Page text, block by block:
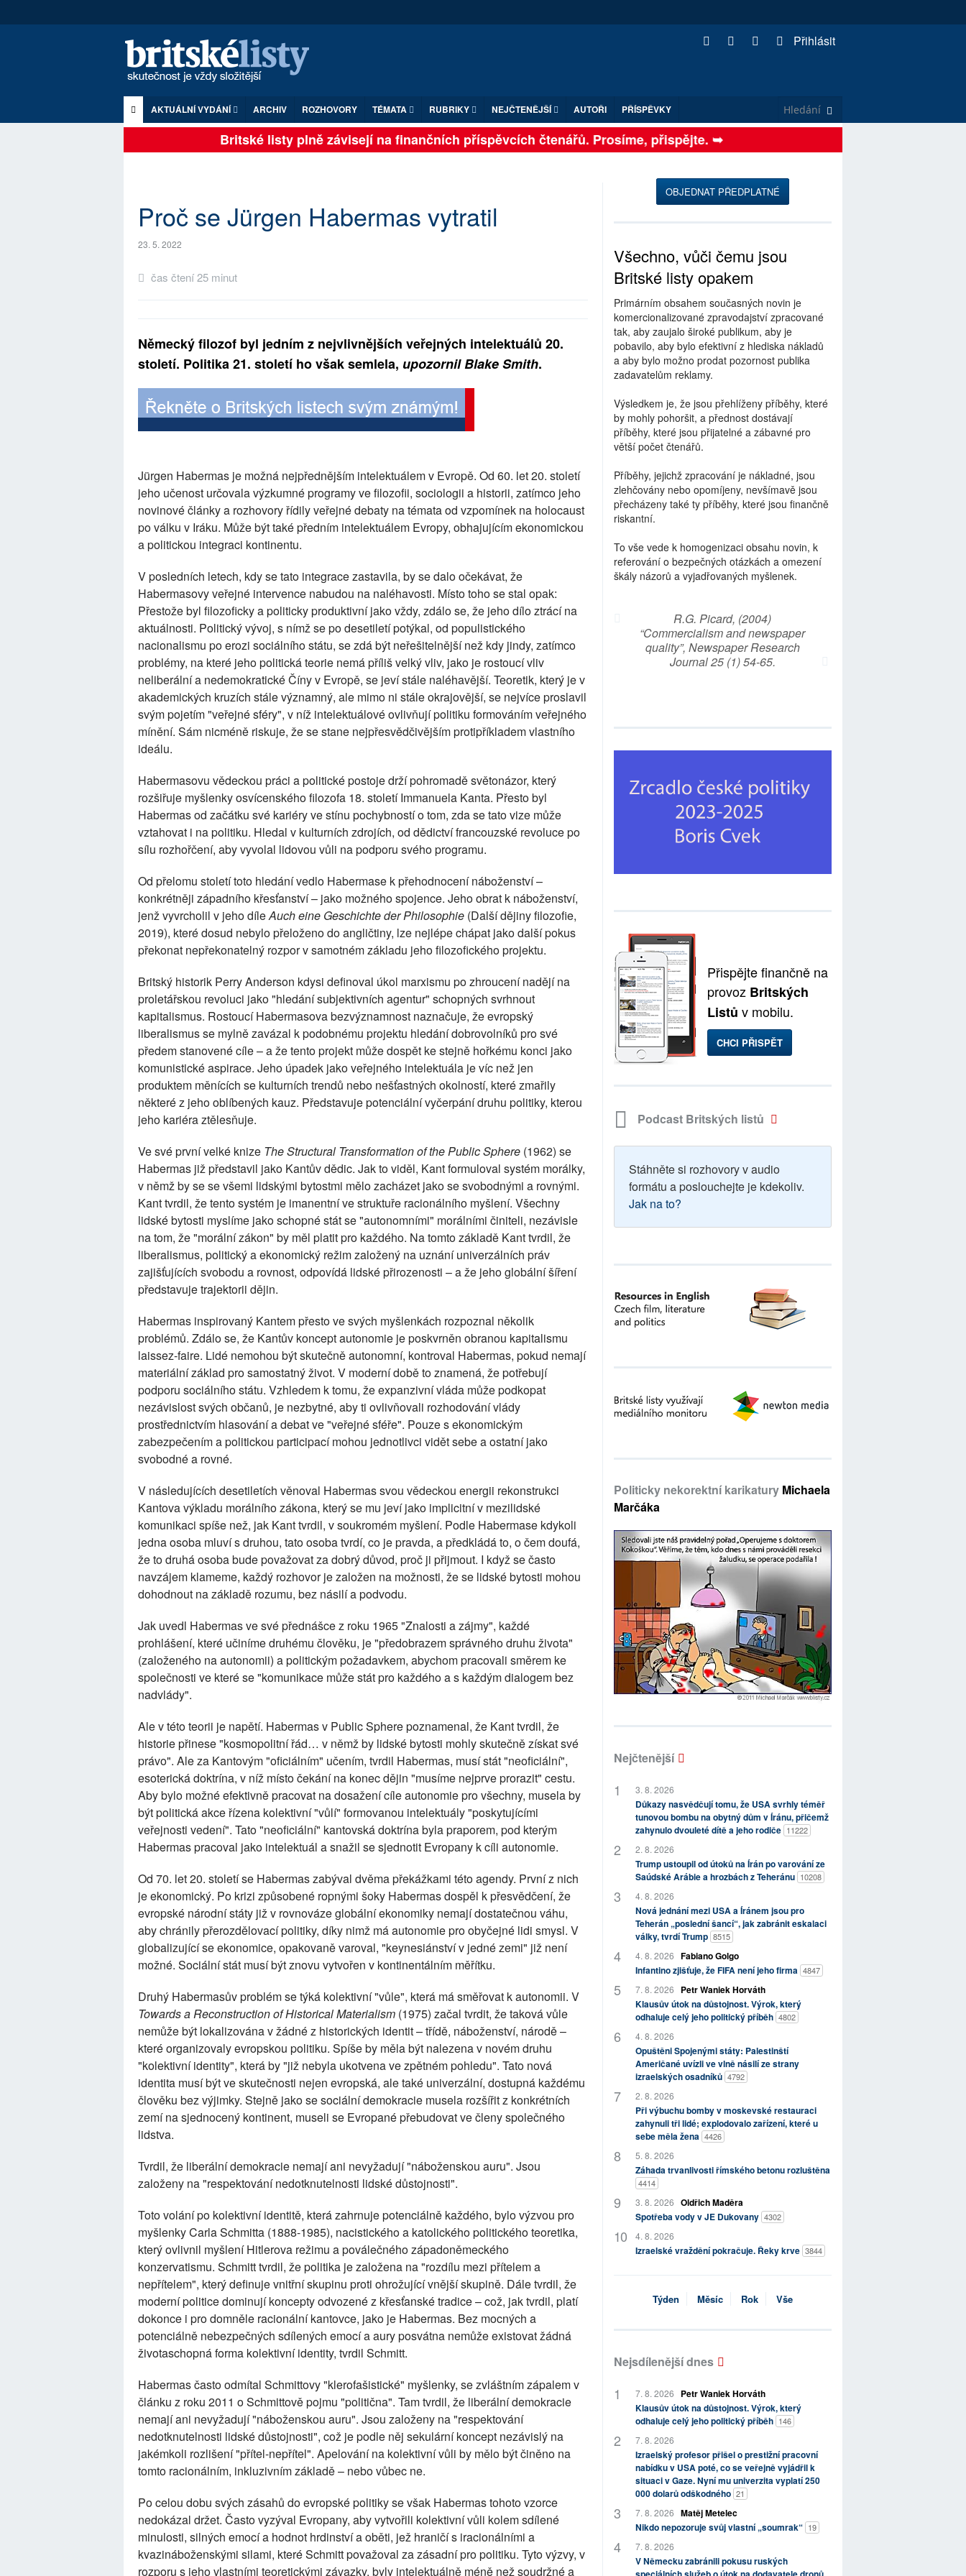
Přihlásit
AKTUÁLNÍ VYDÁNÍ ARCHIV ROZHOVORY TÉMATA RUBRIKY NEJČTENĚJŠÍ AUTOŘI PŘÍSPĚVKY
Britské listy plně závisejí na finančních příspěvcích čtenářů. Prosíme, přispějte. ➥
Proč se Jürgen Habermas vytratil
23. 5. 2022
čas čtení 25 minut
Německý filozof byl jedním z nejvlivnějších veřejných intelektuálů 20.
století. Politika 21. století ho však semlela, upozornil Blake Smith.
Jürgen Habermas je možná nejpřednějším intelektuálem v Evropě. Od 60. let 20. století
jeho učenost určovala výzkumné programy ve filozofii, sociologii a historii, zatímco jeho
novinové články a rozhovory řídily veřejné debaty na témata od vzpomínek na holocaust
po válku v Iráku. Může být také předním intelektuálem Evropy, obhajujícím ekonomickou
a politickou integraci kontinentu.
V posledních letech, kdy se tato integrace zastavila, by se dalo očekávat, že
Habermasovy veřejné intervence nabudou na naléhavosti. Místo toho se stal opak:
Přestože byl filozoficky a politicky produktivní jako vždy, zdálo se, že jeho dílo ztrácí na
aktuálnosti. Politický vývoj, s nímž se po desetiletí potýkal, od populistického
nacionalismu po erozi sociálního státu, se zdá být neřešitelnější než kdy jindy, zatímco
problémy, na které jeho politická teorie nemá příliš velký vliv, jako je rostoucí vliv
neliberální a nedemokratické Číny v Evropě, se jeví stále naléhavější. Teoretik, který je v
akademických kruzích stále významný, ale mimo ni stále okrajovější, se nejvíce proslavil
svým pojetím "veřejné sféry", v níž intelektuálové ovlivňují politiku formováním veřejného
mínění. Sám nicméně riskuje, že se stane nejpřesvědčivějším protipříkladem vlastního
ideálu.
Habermasovu vědeckou práci a politické postoje drží pohromadě světonázor, který
rozšiřuje myšlenky osvícenského filozofa 18. století Immanuela Kanta. Přesto byl
Habermas od začátku své kariéry ve stínu pochybností o tom, zda se tato vize může
vztahovat i na politiku. Hledal v kulturních zdrojích, od dědictví francouzské revoluce po
sílu rozhořčení, aby vyvolal lidovou vůli na podporu svého programu.
Od přelomu století toto hledání vedlo Habermase k přehodnocení náboženství –
konkrétněji západního křesťanství – jako možného spojence. Jeho obrat k náboženství,
jenž vyvrcholil v jeho díleAuch eine Geschichte der Philosophie (Další dějiny filozofie,
2019), které dosud nebylo přeloženo do angličtiny, lze nejlépe chápat jako další pokus
překonat nepřekonatelný rozpor v samotném základu jeho filozofického projektu.
Britský historik Perry Anderson kdysi definoval úkol marxismu po zhroucení nadějí na
proletářskou revoluci jako "hledání subjektivních agentur" schopných svrhnout
kapitalismus. Rostoucí Habermasova bezvýznamnost naznačuje, že evropský
liberalismus se mylně zavázal k podobnému projektu hledání dobrovolníků pro své
předem stanovené cíle – a že tento projekt může dospět ke stejně hořkému konci jako
komunistické aspirace. Jeho úpadek jako veřejného intelektuála je víc než jen
produktem měnících se kulturních trendů nebo nešťastných okolností, které zmařily
některé z jeho oblíbených kauz. Představuje potenciální vyčerpání druhu politiky, kterou
jeho kariéra ztělesňuje.
Ve své první velké knize The Structural Transformation of the Public Sphere (1962) se
Habermas již představil jako Kantův dědic. Jak to viděl, Kant formuloval systém morálky,
v němž by se se všemi lidskými bytostmi mělo zacházet jako se svobodnými a rovnými.
Kant tvrdil, že tento systém je imanentní ve struktuře racionálního myšlení. Všechny
lidské bytosti myslíme jako schopné stát se "autonomními" morálními činiteli, nezávisle
na tom, že "morální zákon" by měl platit pro každého. Na tomto základě Kant tvrdil, že
liberalismus, politický a ekonomický režim založený na uznání univerzálních práv
zajišťujících svobodu a rovnost, odpovídá lidské přirozenosti – a že jeho globální šíření
představuje trajektorii dějin.
Habermas inspirovaný Kantem přesto ve svých myšlenkách rozpoznal několik
problémů. Zdálo se, že Kantův koncept autonomie je poskvrněn obranou kapitalismu
laissez-faire. Lidé nemohou být skutečně autonomní, kontroval Habermas, pokud nemají
materiální základ pro samostatný život. V moderní době to znamená, že potřebují
podporu sociálního státu. Vzhledem k tomu, že expanzivní vláda může podkopat
nezávislost svých občanů, je nezbytné, aby ti ovlivňovali rozhodování vlády
prostřednictvím hlasování a debat ve "veřejné sféře". Pouze s ekonomickým
zabezpečením a politickou participací mohou jednotlivci vidět sebe a ostatní jako
svobodné a rovné.
V následujících desetiletích věnoval Habermas svou vědeckou energii rekonstrukci
Kantova výkladu morálního zákona, který se mu jeví jako implicitní v mezilidské
komunikaci spíše než, jak Kant tvrdil, v soukromém myšlení. Podle Habermase kdykoli
jedna osoba mluví s druhou, tato osoba tvrdí, co je pravda, a předkládá to, o čem doufá,
že to druhá osoba bude považovat za dobrý důvod, proč ji přijmout. I když se často
navzájem klameme, každý rozhovor je založen na možnosti, že se lidské bytosti mohou
dohodnout na základě rozumu, bez násilí a podvodu.
Jak uvedl Habermas ve své přednášce z roku 1965 "Znalosti a zájmy", každé
prohlášení, které učiníme druhému člověku, je "předobrazem správného druhu života"
(založeného na autonomii) a politickým požadavkem, abychom pracovali směrem ke
společnosti ve které se "komunikace může stát pro každého a s každým dialogem bez
nadvlády".
Ale v této teorii je napětí. Habermas v Public Sphere poznamenal, že Kant tvrdil, že
historie přinese "kosmopolitní řád… v němž by lidské bytosti mohly skutečně získat své
právo". Ale za Kantovým "oficiálním" učením, tvrdil Habermas, musí stát "neoficiální",
esoterická doktrína, v níž místo čekání na konec dějin "musíme nejprve prorazit" cestu.
Aby bylo možné efektivně pracovat na dosažení cíle autonomie pro všechny, musela by
být politická akce řízena kolektivní "vůlí" formovanou intelektuály "poskytujícími
veřejnosti vedení". Tato "neoficiální" kantovská doktrína byla praporem, pod kterým
Habermas pracoval jako intelektuál a snažil se sjednotit Evropany k cíli autonomie.
Od 70. let 20. století se Habermas zabýval dvěma překážkami této agendy. První z nich
je ekonomický. Po krizi způsobené ropnými šoky Habermas dospěl k přesvědčení, že
evropské národní státy již v rovnováze globální ekonomiky nemají dostatečnou váhu,
aby chránily přerozdělovací politiky, díky nimž má autonomie pro obyčejné lidi smysl. V
globalizující se ekonomice, opakovaně varoval, "keynesiánství v jedné zemi" již není
možné. Sociální stát musí být znovu vytvořen v kontinentálním měřítku.
Druhý Habermasův problém se týká kolektivní "vůle", která má směřovat k autonomii. V
Towards a Reconstruction of Historical Materialism (1975) začal tvrdit, že taková vůle
nemůže být lokalizována v žádné z historických identit – třídě, náboženství, národě –
které organizovaly evropskou politiku. Spíše by měla být nalezena v novém druhu
"kolektivní identity", která by "již nebyla ukotvena ve zpětném pohledu". Tato nová
identita musí být ve skutečnosti nejen evropská, ale také univerzální, dostupná každému
člověku bez výjimky. Stejně jako se sociální demokracie musela rozšířit z konkrétních
zemí na sjednocený kontinent, museli se Evropané přebudovat ve členy společného
lidstva.
Tvrdil, že liberální demokracie nemají ani nevyžadují "náboženskou auru". Jsou
založeny na "respektování nedotknutelnosti lidské důstojnosti".
Toto volání po kolektivní identitě, která zahrnuje potenciálně každého, bylo výzvou pro
myšlenky Carla Schmitta (1888-1985), nacistického a katolického politického teoretika,
který ovlivnil myšlení Hitlerova režimu a poválečného západoněmeckého
konzervatismu. Schmitt tvrdil, že politika je založena na "rozdílu mezi přítelem a
nepřítelem", který definuje vnitřní skupinu proti ohrožující vnější skupině. Dále tvrdil, že
moderní politice dominují koncepty odvozené z křesťanské tradice – což, jak tvrdil, platí
dokonce i pro domněle racionální kantovce, jako je Habermas. Bez mocných a
potenciálně nebezpečných sdílených emocí a aury posvátna nemůže existovat žádná
životaschopná forma kolektivní identity, tvrdil Schmitt.
Habermas často odmítal Schmittovy "klerofašistické" myšlenky, se zvláštním zápalem v
článku z roku 2011 o Schmittově pojmu "politična". Tam tvrdil, že liberální demokracie
nemají ani nevyžadují "náboženskou auru". Jsou založeny na "respektování
nedotknutelnosti lidské důstojnosti", což je podle něj sekulární koncept nezávislý na
jakémkoli rozlišení "přítel-nepřítel". Apelování na kolektivní vůli by mělo být činěno na
tomto racionálním, inkluzivním základě – nebo vůbec ne.
Po celou dobu svých zásahů do evropské politiky se však Habermas tohoto vzorce
nedokázal držet. Často vyzýval Evropany, aby vytvořili kolektivní vůli kolem sdílené
minulosti, silných emocí a hodnot hrdinství a oběti, jež hraničí s iracionálními a
kvazináboženskými silami, které Schmitt považoval za zásadní pro politiku. Tyto výzvy, v
rozporu s jeho vlastními teoretickými závazky, byly intelektuálně méně než soudržné a
OBJEDNAT PŘEDPLATNÉ
Všechno, vůči čemu jsou
Britské listy opakem
Primárním obsahem současných novin je
komercionalizované zpravodajství zpracované
tak, aby zaujalo široké publikum, aby je
pobavilo, aby bylo efektivní z hlediska nákladů
a aby bylo možno prodat pozornost publika
zadavatelům reklamy.
Výsledkem je, že jsou přehlíženy příběhy, které
by mohly pohoršit, a přednost dostávají
příběhy, které jsou přijatelné a zábavné pro
větší počet čtenářů.
Příběhy, jejichž zpracování je nákladné, jsou
zlehčovány nebo opomíjeny, nevšímavě jsou
přecházeny také ty příběhy, které jsou finančně
riskantní.
To vše vede k homogenizaci obsahu novin, k
referování o bezpečných otázkách a omezení
škály názorů a vyjadřovaných myšlenek.
R.G. Picard, (2004)
“Commercialism and newspaper
quality”, Newspaper Research
Journal 25 (1) 54-65.
Přispějte finančně na
provoz Britských
Listů v mobilu.
CHCI PŘISPĚT
Podcast Britských listů
Stáhněte si rozhovory v audio
formátu a poslouchejte je kdekoliv.
Jak na to?
Politicky nekorektní karikatury Michaela
Marčáka
Nejčtenější
3. 8. 2026
Důkazy nasvědčují tomu, že USA svrhly téměř
tunovou bombu na obytný dům v Íránu, přičemž
zahynulo dvouleté dítě a jeho rodiče 11222
2. 8. 2026
Trump ustoupil od útoků na Írán po varování ze
Saúdské Arábie a hrozbách z Teheránu 10208
4. 8. 2026
Nová jednání mezi USA a Íránem jsou pro
Teherán „poslední šancí“, jak zabránit eskalaci
války, tvrdí Trump 8515
4. 8. 2026 Fabiano Golgo
Infantino zjišťuje, že FIFA není jeho firma 4847
7. 8. 2026
Petr Waniek Horváth
Klausův útok na důstojnost. Výrok, který
odhaluje celý jeho politický příběh 4802
4. 8. 2026
Opuštěni Spojenými státy: Palestinští
Američané uvízli ve vlně násilí ze strany
izraelských osadníků 4792
2. 8. 2026
Při výbuchu bomby v moskevské restauraci
zahynuli tři lidé; explodovalo zařízení, které u
sebe měla žena 4426
5. 8. 2026
Záhada trvanlivosti římského betonu rozluštěna
4414
3. 8. 2026 Oldřich Maděra
Spotřeba vody v JE Dukovany 4302
4. 8. 2026
Izraelské vraždění pokračuje. Řeky krve 3844
Týden Měsíc Rok Vše
Nejsdílenější dnes
7. 8. 2026
Petr Waniek Horváth
Klausův útok na důstojnost. Výrok, který
odhaluje celý jeho politický příběh 146
7. 8. 2026
Izraelský profesor přišel o prestižní pracovní
nabídku v USA poté, co se veřejně vyjádřil k
situaci v Gaze. Nyní mu univerzita vyplatí 250
000 dolarů odškodného 21
7. 8. 2026 Matěj Metelec
Nikdo nepozoruje svůj vlastní „soumrak“ 19
7. 8. 2026
V Německu zabránili pokusu ruských